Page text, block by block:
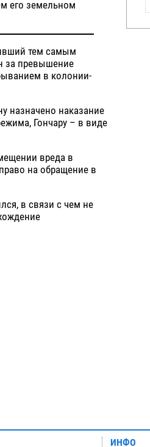
его земельном
тем самым
за превышение
в колонии-
назначено наказание
Гончару – в виде
вреда в
на обращение в
в связи с чем не
ИНФО